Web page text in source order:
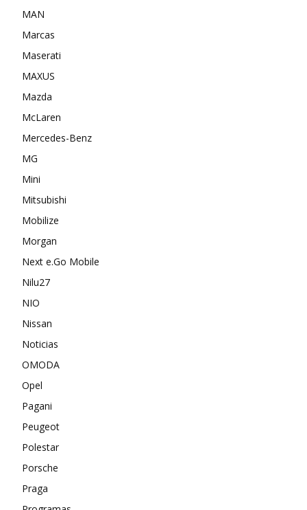
MAN
Marcas
Maserati
MAXUS
Mazda
McLaren
Mercedes-Benz
MG
Mini
Mitsubishi
Mobilize
Morgan
Next e.Go Mobile
Nilu27
NIO
Nissan
Noticias
OMODA
Opel
Pagani
Peugeot
Polestar
Porsche
Praga